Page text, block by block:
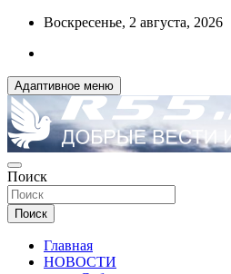
Перейти
содержимому
Воскресенье, 2 августа, 2026
Адаптивное меню
R55.RU
ДОБРЫЕ ВЕСТИ ИЗ ОМСКА
Поиск
Поиск
Главная
НОВОСТИ